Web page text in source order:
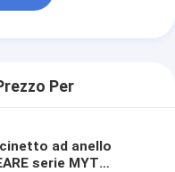
Per
ad anello
serie MYT